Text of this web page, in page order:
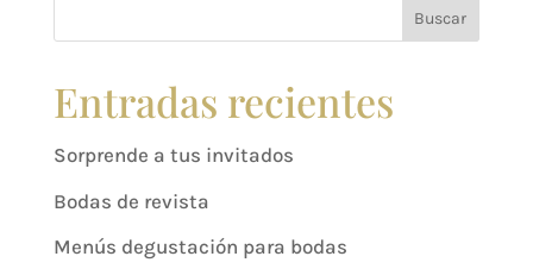
Buscar
Entradas recientes
Sorprende a tus invitados
Bodas de revista
Menús degustación para bodas